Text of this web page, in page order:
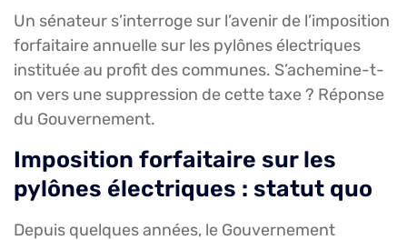
Un sénateur s’interroge sur l’avenir de l’imposition
forfaitaire annuelle sur les pylônes électriques
instituée au profit des communes. S’achemine-t-
on vers une suppression de cette taxe ? Réponse
du Gouvernement.
Imposition forfaitaire sur les
pylônes électriques : statut quo
Depuis quelques années, le Gouvernement